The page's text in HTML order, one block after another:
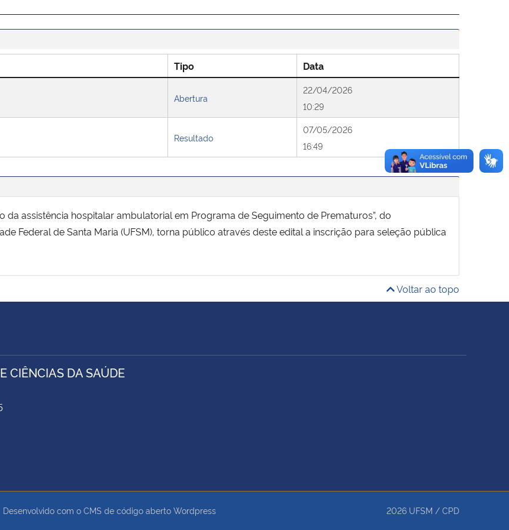
Tipo Data
Abertura
22/04/2026
10:29
Resultado
07/05/2026
16:49
da assistência hospitalar ambulatorial em Programa de Seguimento de Prematuros”, do
Federal de Santa Maria (UFSM), torna público através deste edital a inscrição para seleção pública
Voltar ao topo
CIÊNCIAS DA SAÚDE
Desenvolvido com o CMS de código aberto Wordpress 2026 UFSM / CPD